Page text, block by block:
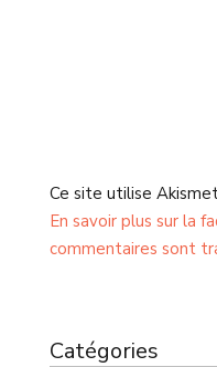
Ce site utilise
En savoir plus sur la
commentaires sont
Catégories